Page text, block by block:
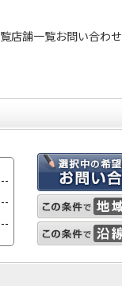
店舗一覧お問い合わせ